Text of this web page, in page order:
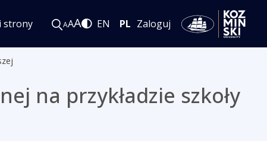
strony AAA EN PL Zaloguj
na przykładzie szkoły